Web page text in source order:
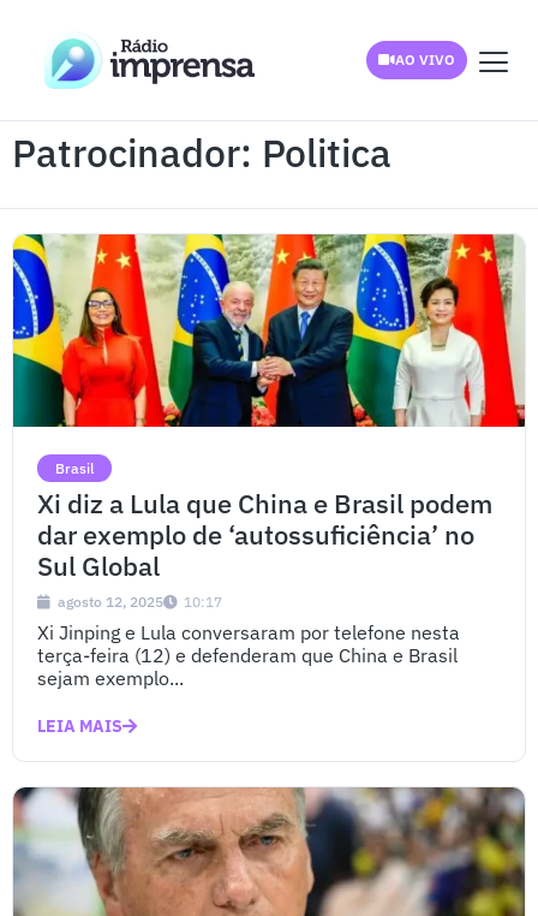
AO VIVO
Patrocinador: Politica
Brasil
Xi diz a Lula que China e Brasil podem
dar exemplo de ‘autossuficiência’ no
Sul Global
agosto 12, 2025 10:17
Xi Jinping e Lula conversaram por telefone nesta
terça-feira (12) e defenderam que China e Brasil
sejam exemplo...
LEIA MAIS